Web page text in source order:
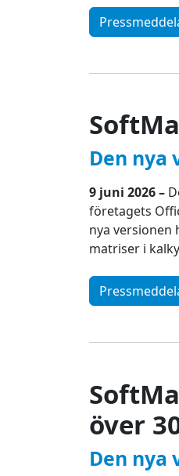
Den nya
9 juni 2026 –
företagets
nya
matriser i
över
Den nya